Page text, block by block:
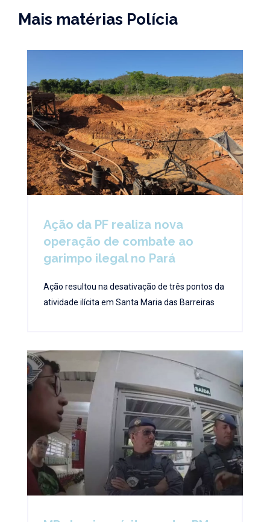
Mais matérias Polícia
Ação da PF realiza nova
operação de combate ao
garimpo ilegal no Pará
Ação resultou na desativação de três pontos da
atividade ilícita em Santa Maria das Barreiras